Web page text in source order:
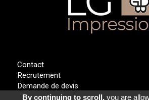
Contact
Recrutement
Demande de devis
Mentions légales & CGV
By continuing to scroll,you are